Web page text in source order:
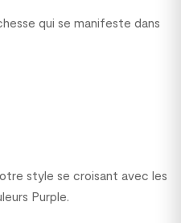
qui se manifeste dans
style se croisant avec les
Purple.